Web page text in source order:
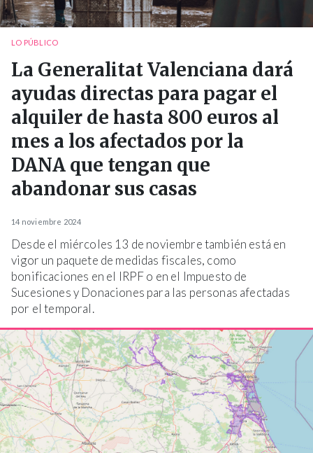
LO PÚBLICO
La Generalitat Valenciana dará
ayudas directas para pagar el
alquiler de hasta 800 euros al
mes a los afectados por la
DANA que tengan que
abandonar sus casas
14 noviembre 2024
Desde el miércoles 13 de noviembre también está en
vigor un paquete de medidas fiscales, como
bonificaciones en el IRPF o en el Impuesto de
Sucesiones y Donaciones para las personas afectadas
por el temporal.